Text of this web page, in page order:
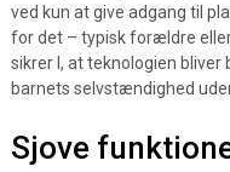
ved kun at give adgang til
for det – typisk forældre
sikrer I, at teknologien
barnets selvstændighed
Sjove